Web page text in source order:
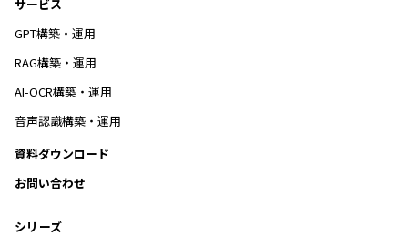
サービス
GPT構築・運用
RAG構築・運用
AI-OCR構築・運用
音声認識構築・運用
資料ダウンロード
お問い合わせ
シリーズ